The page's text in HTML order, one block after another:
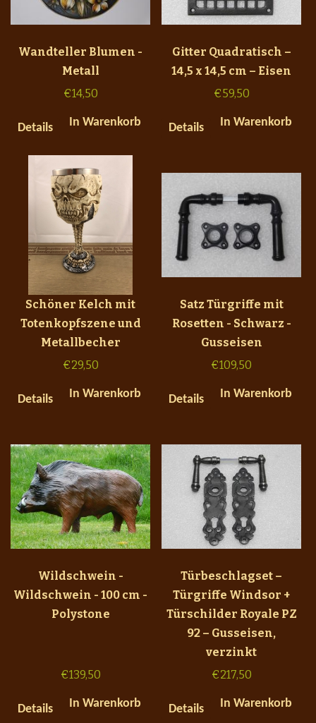
Wandteller Blumen -
Metall
€14,50
Details In Warenkorb
Gitter Quadratisch –
14,5 x 14,5 cm – Eisen
€59,50
Details In Warenkorb
Schöner Kelch mit
Totenkopfszene und
Metallbecher
€29,50
Details In Warenkorb
Satz Türgriffe mit
Rosetten - Schwarz -
Gusseisen
€109,50
Details In Warenkorb
Wildschwein -
Wildschwein - 100 cm -
Polystone
€139,50
Details In Warenkorb
Türbeschlagset –
Türgriffe Windsor +
Türschilder Royale PZ
92 – Gusseisen,
verzinkt
€217,50
Details In Warenkorb